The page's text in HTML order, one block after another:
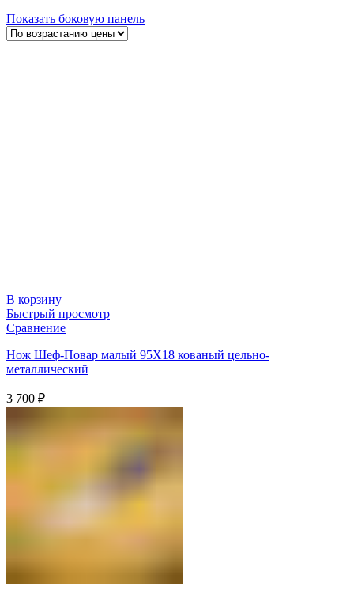
Показать боковую панель
В корзину
Быстрый просмотр
Сравнение
Нож Шеф-Повар малый 95Х18 кованый цельно-
металлический
3 700 ₽